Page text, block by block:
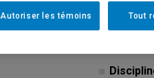
Tout
Autoriser les témoins